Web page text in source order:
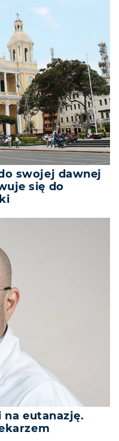
swojej dawnej
się do
na eutanazję.